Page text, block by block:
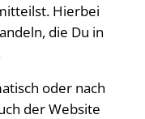
Hier­bei
die Du in
oder nach
der Web­site